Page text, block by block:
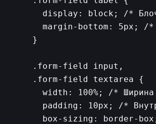
display: block; /*
margin-bottom: 5px; /
    }
    .form-field input,
    .form-field textarea {
width: 100%; /*
padding: 10px; /*
box-sizing: border-